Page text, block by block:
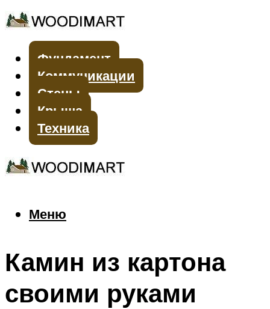
Фундамент
Коммуникации
Стены
Крыша
Техника
Меню
Меню
Камин из картона
своими руками